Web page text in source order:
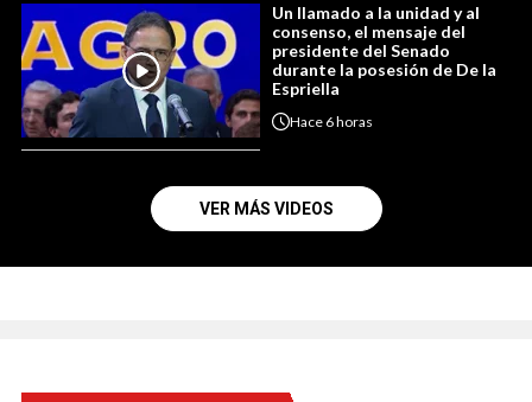
Un llamado a la unidad y al
consenso, el mensaje del
presidente del Senado
durante la posesión de De la
Espriella
Hace 6 horas
VER MÁS VIDEOS